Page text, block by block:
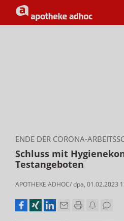
ENDE DER CORONA-
Schluss mit
Testangeboten
APOTHEKE ADHOC/ dpa, 01.02.2023